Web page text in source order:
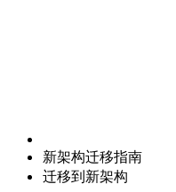
新架构迁移指南
迁移到新架构